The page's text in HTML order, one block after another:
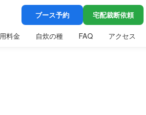
ブース予約 宅配裁断依頼
料金 自炊の種 FAQ アクセス